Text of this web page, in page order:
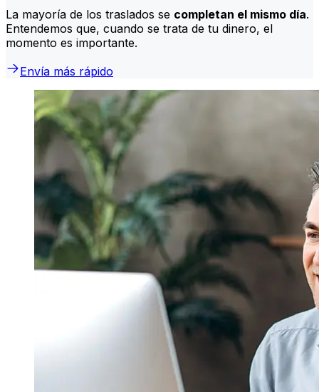
La mayoría de los traslados se completan el mismo día.
Entendemos que, cuando se trata de tu dinero, el
momento es importante.
Envía más rápido